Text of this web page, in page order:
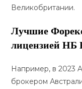
Великобритании.
Лучшие
лицензией НБ
Например, в 2023
брокером